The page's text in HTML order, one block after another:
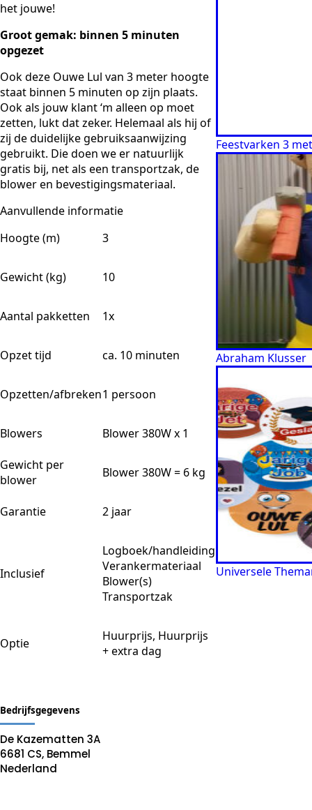
het jouwe!
Groot gemak: binnen 5 minuten
opgezet
Ook deze Ouwe Lul van 3 meter hoogte
staat binnen 5 minuten op zijn plaats.
Ook als jouw klant ‘m alleen op moet
zetten, lukt dat zeker. Helemaal als hij of
zij de duidelijke gebruiksaanwijzing
gebruikt. Die doen we er natuurlijk
gratis bij, net als een transportzak, de
blower en bevestigingsmateriaal.
Aanvullende informatie
Hoogte (m)
3
Gewicht (kg) 10
Aantal pakketten 1x
Opzet tijd ca. 10 minuten
Opzetten/afbreken1 persoon
Blowers Blower 380W x 1
Gewicht per
blower
Blower 380W = 6 kg
Garantie 2 jaar
Inclusief
Logboek/handleiding
Verankermateriaal
Blower(s)
Transportzak
Optie
Huurprijs, Huurprijs
+ extra dag
Feestvarken 3
Abraham Klusser
Universele
Bedrijfsgegevens
De Kazematten 3A
6681 CS, Bemmel
Nederland